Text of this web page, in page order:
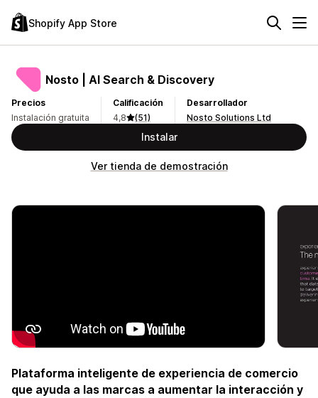
Shopify App Store
Nosto | AI Search & Discovery
Precios
Instalación gratuita
Calificación
4,8
(51)
Desarrollador
Nosto Solutions Ltd
Instalar
Ver tienda de demostración
Plataforma inteligente de experiencia de comercio
que ayuda a las marcas a aumentar la interacción y